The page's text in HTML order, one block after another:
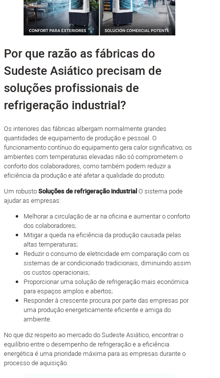
Por que razão as fábricas do
Sudeste Asiático precisam de
soluções profissionais de
refrigeração industrial?
Os interiores das fábricas albergam normalmente grandes
quantidades de equipamento de produção e pessoal. O
funcionamento contínuo do equipamento gera calor significativo; os
ambientes com temperaturas elevadas não só comprometem o
conforto dos colaboradores, como também podem reduzir a
eficiência da produção e até afetar a qualidade do produto.
Um robustoSoluções de refrigeração industrialO sistema pode
ajudar as empresas:
Melhorar a circulação de ar na oficina e aumentar o conforto
dos colaboradores;
Mitigar a queda na eficiência da produção causada pelas
altas temperaturas;
Reduzir o consumo de eletricidade em comparação com os
sistemas de ar condicionado tradicionais, diminuindo assim
os custos operacionais;
Proporcionar uma solução de refrigeração mais económica
para espaços amplos e abertos;
Responder à crescente procura por parte das empresas por
uma produção energeticamente eficiente e amiga do
ambiente.
No que diz respeito ao mercado do Sudeste Asiático, encontrar o
equilíbrio entre o desempenho de refrigeração e a eficiência
energética é uma prioridade máxima para as empresas durante o
processo de aquisição.